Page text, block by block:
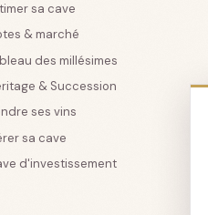
sa cave
& marché
des millésimes
& Succession
ses vins
sa cave
d'investissement